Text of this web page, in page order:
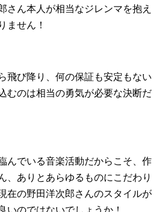
さん本人が相当なジレンマを抱え
ません！
飛び降り、何の保証も安定もない
むのは相当の勇気が必要な決断だ
んでいる音楽活動だからこそ、作
、ありとあらゆるものにこだわり
在の野田洋次郎さんのスタイルが
いのではないでしょうか！